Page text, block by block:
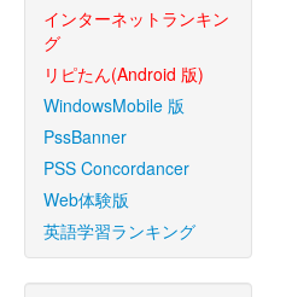
インターネットランキン
グ
リピたん(Android 版)
WindowsMobile 版
PssBanner
PSS Concordancer
Web体験版
英語学習ランキング